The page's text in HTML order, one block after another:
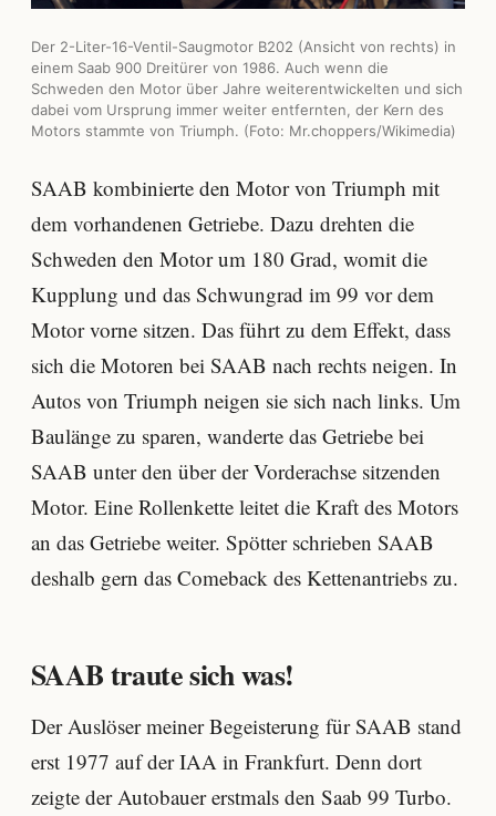
Der 2-Liter-16-Ventil-Saugmotor B202 (Ansicht von rechts) in
einem Saab 900 Dreitürer von 1986. Auch wenn die
Schweden den Motor über Jahre weiterentwickelten und sich
dabei vom Ursprung immer weiter entfernten, der Kern des
Motors stammte von Triumph. (Foto: Mr.choppers/Wikimedia)
SAAB kombinierte den Motor von Triumph mit
dem vorhandenen Getriebe. Dazu drehten die
Schweden den Motor um 180 Grad, womit die
Kupplung und das Schwungrad im 99 vor dem
Motor vorne sitzen. Das führt zu dem Effekt, dass
sich die Motoren bei SAAB nach rechts neigen. In
Autos von Triumph neigen sie sich nach links. Um
Baulänge zu sparen, wanderte das Getriebe bei
SAAB unter den über der Vorderachse sitzenden
Motor. Eine Rollenkette leitet die Kraft des Motors
an das Getriebe weiter. Spötter schrieben SAAB
deshalb gern das Comeback des Kettenantriebs zu.
SAAB traute sich was!
Der Auslöser meiner Begeisterung für SAAB stand
erst 1977 auf der IAA in Frankfurt. Denn dort
zeigte der Autobauer erstmals den Saab 99 Turbo.